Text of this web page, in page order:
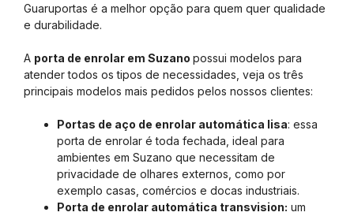
Guaruportas é a melhor opção para quem quer qualidade
e durabilidade.
A porta de enrolar em Suzano possui modelos para
atender todos os tipos de necessidades, veja os três
principais modelos mais pedidos pelos nossos clientes:
Portas de aço de enrolar automática lisa: essa
porta de enrolar é toda fechada, ideal para
ambientes em Suzano que necessitam de
privacidade de olhares externos, como por
exemplo casas, comércios e docas industriais.
Porta de enrolar automática transvision: um